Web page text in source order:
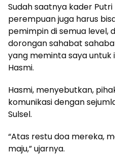
Sudah saatnya kader
perempuan juga harus
pemimpin di semua level,
dorongan sahabat
yang meminta saya
Hasmi.
Hasmi, menyebutkan,
komunikasi dengan
Sulsel.
“Atas restu doa mereka,
maju,” ujarnya.